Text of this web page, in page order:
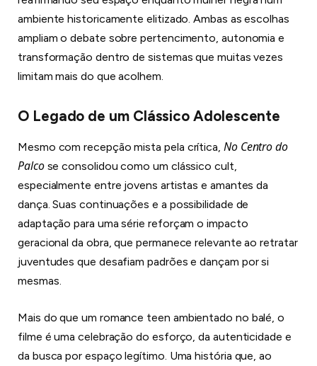
ambiente historicamente elitizado. Ambas as escolhas
ampliam o debate sobre pertencimento, autonomia e
transformação dentro de sistemas que muitas vezes
limitam mais do que acolhem.
O Legado de um Clássico Adolescente
Mesmo com recepção mista pela crítica, No Centro do
Palcose consolidou como um clássico cult,
especialmente entre jovens artistas e amantes da
dança. Suas continuações e a possibilidade de
adaptação para uma série reforçam o impacto
geracional da obra, que permanece relevante ao retratar
juventudes que desafiam padrões e dançam por si
mesmas.
Mais do que um romance teen ambientado no balé, o
filme é uma celebração do esforço, da autenticidade e
da busca por espaço legítimo. Uma história que, ao